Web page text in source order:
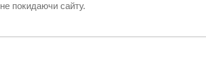
не покидаючи сайту.